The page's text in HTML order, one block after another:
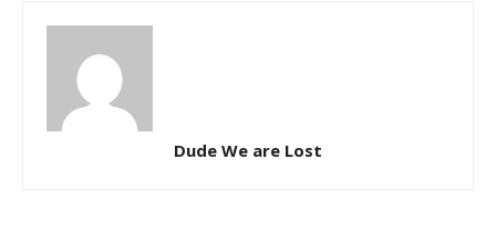
Dude We are Lost